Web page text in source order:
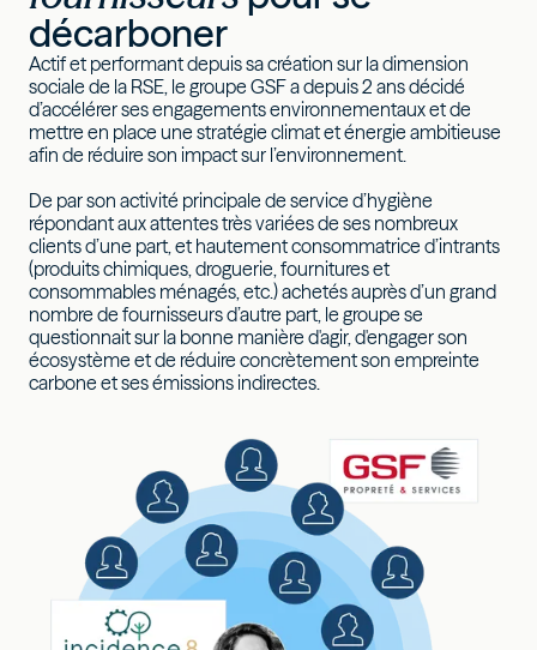
décarboner
Actif et performant depuis sa création sur la dimension
sociale de la RSE, le groupe GSF a depuis 2 ans décidé
d’accélérer ses engagements environnementaux et de
mettre en place une stratégie climat et énergie ambitieuse
afin de réduire son impact sur l’environnement.
De par son activité principale de service d’hygiène
répondant aux attentes très variées de ses nombreux
clients d’une part, et hautement consommatrice d’intrants
(produits chimiques, droguerie, fournitures et
consommables ménagés, etc.) achetés auprès d’un grand
nombre de fournisseurs d’autre part, le groupe se
questionnait sur la bonne manière d'agir, d'engager son
écosystème et de réduire concrètement son empreinte
carbone et ses émissions indirectes.